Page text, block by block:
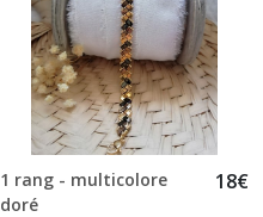
1 rang - multicolore
doré
18€